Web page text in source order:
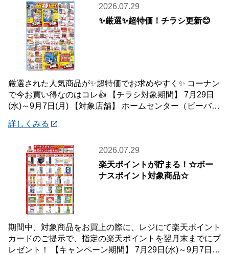
2026.07.29
✨厳選✨超特価！チラシ更新😊
厳選された人気商品が✨超特価でお求めやすく✨ コーナン
で今お買い得なのはコレ👍 【チラシ対象期間】 7月29日
(水)～9月7日(月) 【対象店舗】 ホームセンター（ビーバー
詳しくみる
2026.07.29
楽天ポイントが貯まる！☆ボー
ナスポイント対象商品☆
期間中、対象商品をお買上の際に、レジにて楽天ポイント
カードのご提示で、指定の楽天ポイントを翌月末までにプ
レゼント！ 【キャンペーン期間】 7月29日(水)～9月7日